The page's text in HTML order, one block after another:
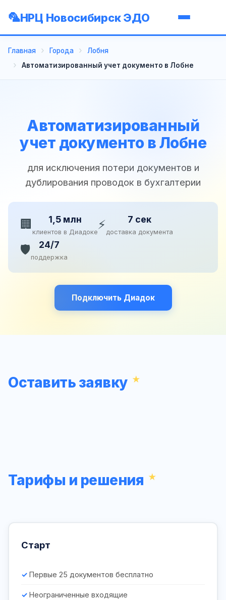
НРЦ Новосибирск ЭДО
Главная Города
Лобня
Автоматизированный учет документо в Лобне
Автоматизированный
учет документо в Лобне
для исключения потери документов и
дублирования проводок в бухгалтерии
🏢 1,5 млн
клиентов в Диадоке⚡ 7 сек
доставка документа
🛡️ 24/7
поддержка
Подключить Диадок
Оставить заявку
Тарифы и решения
Старт
Первые 25 документов бесплатно
Неограниченные входящие